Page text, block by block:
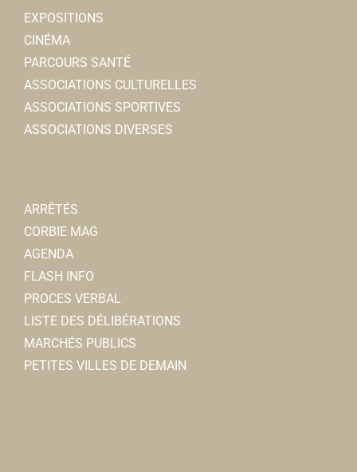
EXPOSITIONS
CINÉMA
PARCOURS SANTÉ
ASSOCIATIONS CULTURELLES
ASSOCIATIONS SPORTIVES
ASSOCIATIONS DIVERSES
ARRÊTÉS
CORBIE MAG
AGENDA
FLASH INFO
PROCES VERBAL
LISTE DES DÉLIBÉRATIONS
MARCHÉS PUBLICS
PETITES VILLES DE DEMAIN